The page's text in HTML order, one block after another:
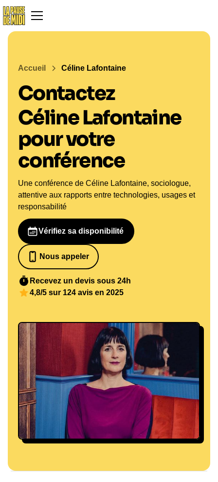
Accueil Céline Lafontaine
Contactez
Céline Lafontaine
pour votre
conférence
Une conférence de Céline Lafontaine, sociologue,
attentive aux rapports entre technologies, usages et
responsabilité
Vérifiez sa disponibilité
Nous appeler
07 82 68 65 18
Recevez un devis sous 24h
4,8/5 sur 124 avis en 2025
@ Dorian Prost